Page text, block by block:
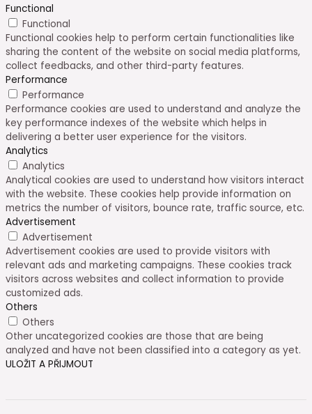
Functional
Functional
Functional cookies help to perform certain functionalities like
sharing the content of the website on social media platforms,
collect feedbacks, and other third-party features.
Performance
Performance
Performance cookies are used to understand and analyze the
key performance indexes of the website which helps in
delivering a better user experience for the visitors.
Analytics
Analytics
Analytical cookies are used to understand how visitors interact
with the website. These cookies help provide information on
metrics the number of visitors, bounce rate, traffic source, etc.
Advertisement
Advertisement
Advertisement cookies are used to provide visitors with
relevant ads and marketing campaigns. These cookies track
visitors across websites and collect information to provide
customized ads.
Others
Others
Other uncategorized cookies are those that are being
analyzed and have not been classified into a category as yet.
ULOŽIT A PŘIJMOUT